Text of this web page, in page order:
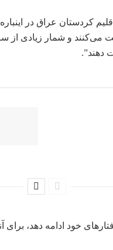
کردستان عراق در
می‌کنند و شمار زیادی از
دهند”.
خود ادامە دهد، برای